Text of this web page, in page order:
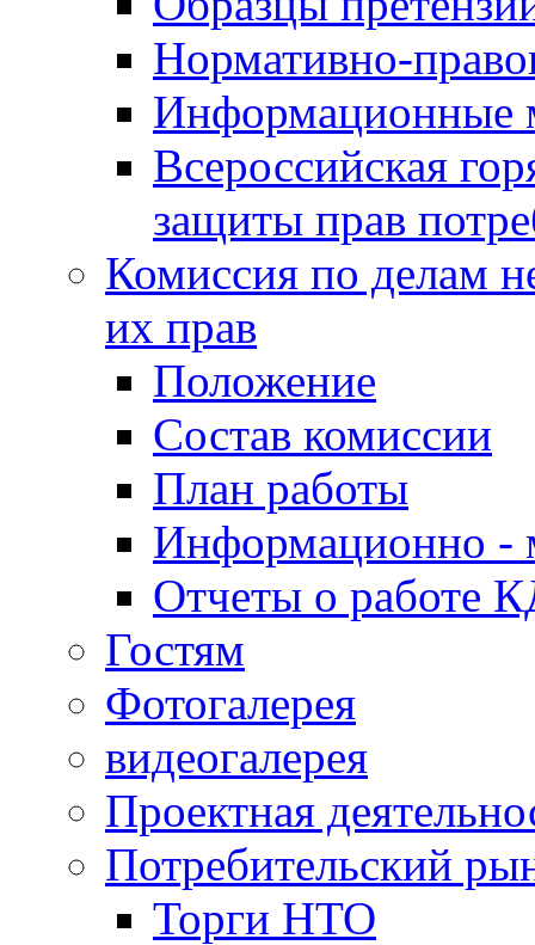
Нормативно-
Информационные
Всероссийская
защиты прав
Комиссия по делам
их прав
Положение
Состав комиссии
План работы
Информационно -
Отчеты о работе
Гостям
Фотогалерея
видеогалерея
Проектная
Потребительский
Торги НТО